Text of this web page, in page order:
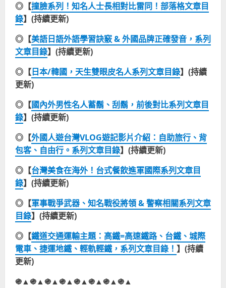
◎【撞臉系列！知名人士長相對比雷同！部落格文章目
錄】(持續更新)
◎【美語日語外語學習訣竅 & 外國品牌正確發音，系列
文章目錄】(持續更新)
◎【日本/韓國，天生雙眼皮名人系列文章目錄】(持續
更新)
◎【國內外男性名人蓄鬍、刮鬍，前後對比系列文章目
錄】(持續更新)
◎【外國人遊台灣VLOG遊記影片介紹：自助旅行、背
包客、自由行。系列文章目錄】(持續更新)
◎【台灣美食在海外！台式餐飲進軍國際系列文章目
錄】(持續更新)
◎【軍事戰爭武器、知名戰役將領 & 警察相關系列文章
目錄】(持續更新)
◎【鐵道交通運輸主題：高鐵=高速鐵路、台鐵、城際
電車、捷運地鐵、輕軌輕鐵，系列文章目錄！ 】(持續
更新)
֍▲֍▲֍▲֍▲֍▲֍▲֍▲֍▲